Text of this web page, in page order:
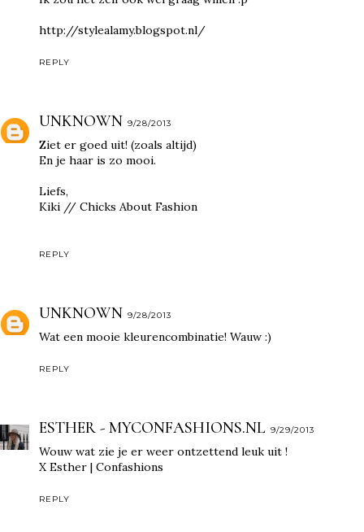
http://stylealamy.blogspot.nl/
REPLY
UNKNOWN 9/28/2013
Ziet er goed uit! (zoals altijd)
En je haar is zo mooi.
Liefs,
Kiki // Chicks About Fashion
REPLY
UNKNOWN 9/28/2013
Wat een mooie kleurencombinatie! Wauw :)
REPLY
ESTHER - MYCONFASHIONS.NL 9/29/2013
Wouw wat zie je er weer ontzettend leuk uit !
X Esther | Confashions
REPLY